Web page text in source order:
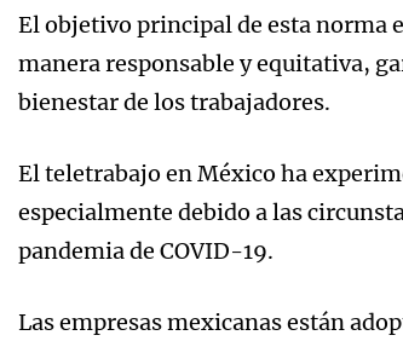
El objetivo principal de esta norma
manera responsable y equitativa,
bienestar de los trabajadores.
El teletrabajo en México ha
especialmente debido a las
pandemia de COVID-19.
Las empresas mexicanas están